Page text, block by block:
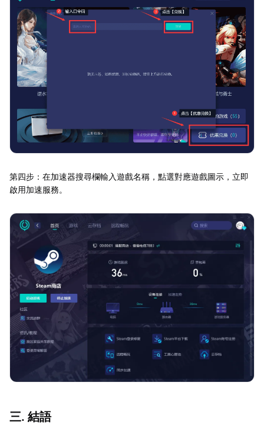
第四步：在加速器搜尋欄輸入遊戲名稱，點選對應遊戲圖示，立即
啟用加速服務。
三. 結語